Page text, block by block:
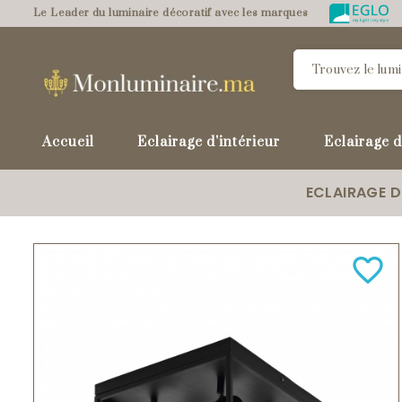
Le Leader du luminaire décoratif avec les marques
Accueil Eclairage d'intérieur Eclairage
ECLAIRAGE
favorite_border